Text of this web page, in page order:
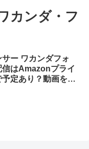
カンダ・フ
ー ワカンダフォ
信はAmazonプライ
定あり？動画を無